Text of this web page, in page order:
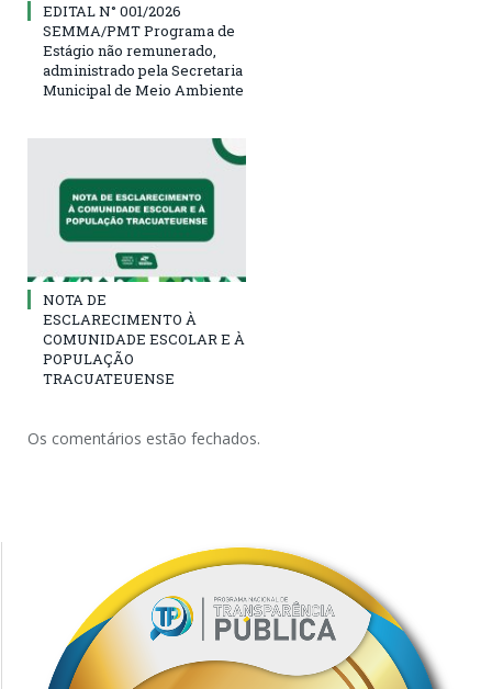
EDITAL N° 001/2026
SEMMA/PMT Programa de
Estágio não remunerado,
administrado pela Secretaria
Municipal de Meio Ambiente
NOTA DE
ESCLARECIMENTO À
COMUNIDADE ESCOLAR E À
POPULAÇÃO
TRACUATEUENSE
Os comentários estão fechados.